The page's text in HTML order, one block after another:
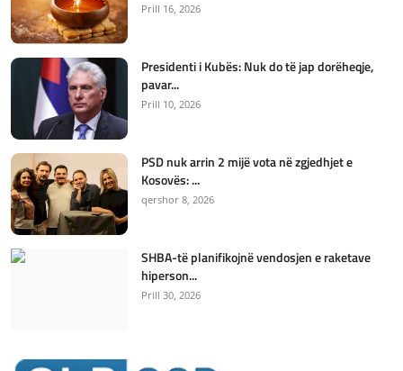
Prill 16, 2026
Presidenti i Kubës: Nuk do të jap dorëheqje,
pavar...
Prill 10, 2026
PSD nuk arrin 2 mijë vota në zgjedhjet e
Kosovës: ...
qershor 8, 2026
SHBA-të planifikojnë vendosjen e raketave
hiperson...
Prill 30, 2026